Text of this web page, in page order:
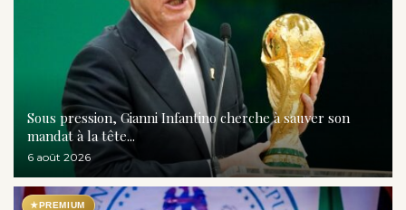
Sous pression, Gianni Infantino cherche à sauver son
mandat à la tête...
6 août 2026
★PREMIUM